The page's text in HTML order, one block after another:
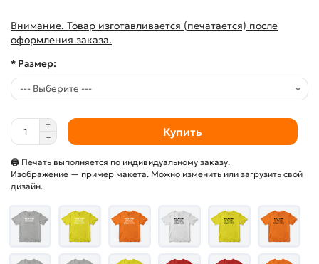
Внимание. Товар изготавливается (печатается) после
оформления заказа.
* Размер:
Купить
🖨 Печать выполняется по индивидуальному заказу.
Изображение — пример макета. Можно изменить или загрузить свой
дизайн.